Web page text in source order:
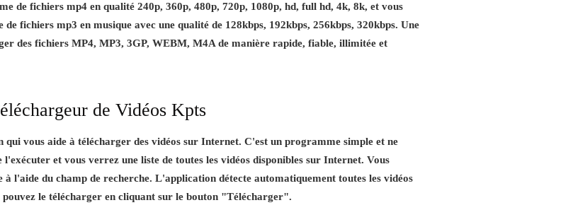
de fichiers mp4 en qualité 240p, 360p, 480p, 720p, 1080p, hd, full hd, 4k, 8k, et vous
fichiers mp3 en musique avec une qualité de 128kbps, 192kbps, 256kbps, 320kbps. Une
des fichiers MP4, MP3, 3GP, WEBM, M4A de manière rapide, fiable, illimitée et
de Vidéos Kpts
vous aide à télécharger des vidéos sur Internet. C'est un programme simple et ne
et vous verrez une liste de toutes les vidéos disponibles sur Internet. Vous
à l'aide du champ de recherche. L'application détecte automatiquement toutes les vidéos
le télécharger en cliquant sur le bouton "Télécharger".